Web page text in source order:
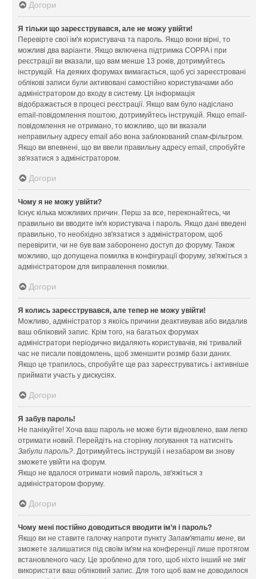
Догори
Я тільки що зареєструвався, але не можу увійти!
Перевірте свої ім'я користувача та пароль. Якщо вони вірні, то
можливі два варіанти. Якщо включена підтримка COPPA і при
реєстрації ви вказали, що вам менше 13 років, дотримуйтесь
інструкцій. На деяких форумах вимагається, щоб усі зареєстровані
облікові записи були активовані самостійно користувачами або
адміністратором до входу в систему. Ця інформація
відображається в процесі реєстрації. Якщо вам було надіслано
email-повідомлення поштою, дотримуйтесь інструкцій. Якщо email-
повідомлення не отримано, то можливо, що ви вказали
неправильну адресу email або вона заблокований спам-фільтром.
Якщо ви впевнені, що ви ввели правильну адресу email, спробуйте
зв'язатися з адміністратором.
Догори
Чому я не можу увійти?
Існує кілька можливих причин. Перш за все, переконайтесь, чи
правильно ви вводите ім'я користувача і пароль. Якщо дані введені
правильно, то необхідно зв'язатися з адміністратором, щоб
перевірити, чи не був вам заборонено доступ до форуму. Також
можливо, що допущена помилка в конфігурації форуму, зв'яжіться з
адміністратором для виправлення помилки.
Догори
Я колись зареєструвався, але тепер не можу увійти!
Можливо, адміністратор з якоїсь причини деактивував або видалив
ваш обліковий запис. Крім того, на багатьох форумах
адміністратори періодично видаляють користувачів, які тривалий
час не писали повідомлень, щоб зменшити розмір бази даних.
Якщо це трапилось, спробуйте ще раз зареєструватись і активніше
приймати участь у дискусіях.
Догори
Я забув пароль!
Не панікуйте! Хоча ваш пароль не може бути відновлено, вам легко
отримати новий. Перейдіть на сторінку логування та натисніть
Забули пароль?. Дотримуйтесь інструкцій і незабаром ви знову
зможете увійти на форум.
Якщо не вдалося отримати новий пароль, зв'яжіться з
адміністратором форуму.
Догори
Чому мені постійно доводиться вводити ім’я і пароль?
Якщо ви не ставите галочку напроти пункту Запам'ятати мене, ви
зможете залишатися під своїм ім'ям на конференції лише протягом
встановленого часу. Це зроблено для того, щоб ніхто інший не зміг
використати ваш обліковий запис. Для того щоб вам не доводилося